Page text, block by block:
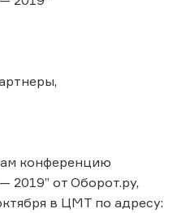
конференцию
2019” от Оборот.ру,
в ЦМТ по адресу: